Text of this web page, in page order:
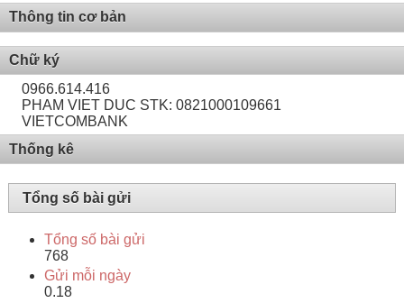
Thông tin cơ bản
Chữ ký
0966.614.416
PHAM VIET DUC STK: 0821000109661
VIETCOMBANK
Thống kê
Tổng số bài gửi
Tổng số bài gửi
768
Gửi mỗi ngày
0.18